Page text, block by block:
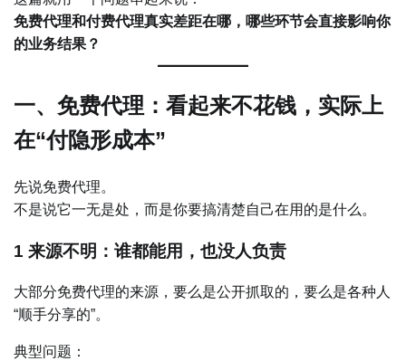
免费代理和付费代理真实差距在哪，哪些环节会直接影响你
的业务结果？
一、免费代理：看起来不花钱，实际上
在“付隐形成本”
先说免费代理。
不是说它一无是处，而是你要搞清楚自己在用的是什么。
1 来源不明：谁都能用，也没人负责
大部分免费代理的来源，要么是公开抓取的，要么是各种人
“顺手分享的”。
典型问题：